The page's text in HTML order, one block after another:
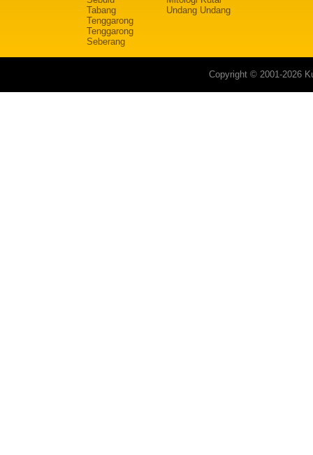
Tabang
Tenggarong
Tenggarong
Seberang
Undang Undang
Copyright © 2001-2026